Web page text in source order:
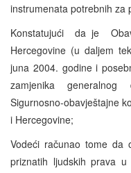
instrumenata potrebnih za
Konstatujući da je
Hercegovine (u daljem
juna 2004. godine i
zamjenika
Sigurnosno-obavještajne
i Hercegovine;
Vodeći računao tome da
priznatih ljudskih prava